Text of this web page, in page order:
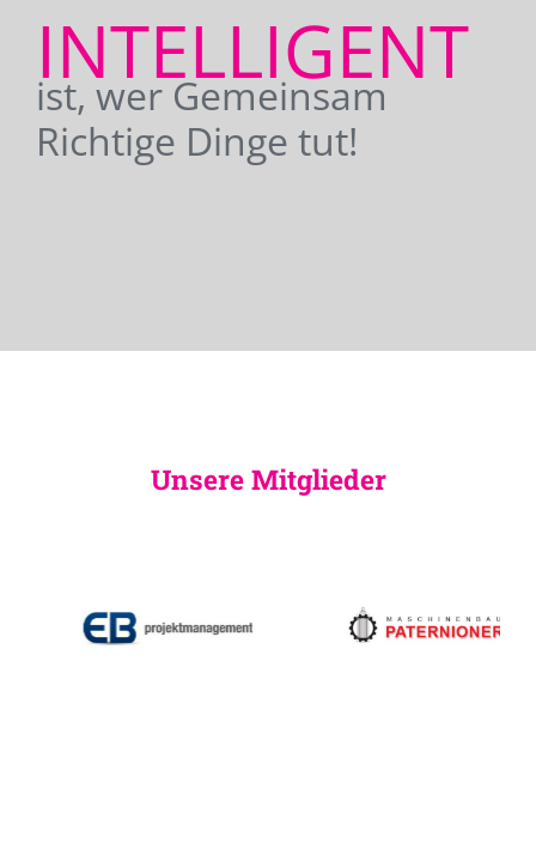
INTELLIGENT
ist, wer Gemeinsam
Richtige Dinge tut!
Unsere Mitglieder